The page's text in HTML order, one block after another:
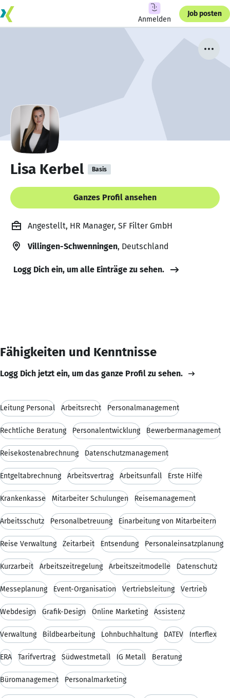
Anmelden
Job posten
Lisa Kerbel Basis
Ganzes Profil ansehen
Angestellt, HR Manager, SF Filter GmbH
Villingen-Schwenningen, Deutschland
Logg Dich ein, um alle Einträge zu sehen.
Fähigkeiten und Kenntnisse
Logg Dich jetzt ein, um das ganze Profil zu sehen.
Leitung Personal Arbeitsrecht Personalmanagement
Rechtliche Beratung Personalentwicklung Bewerbermanagement
Reisekostenabrechnung Datenschutzmanagement
Entgeltabrechnung Arbeitsvertrag Arbeitsunfall Erste Hilfe
Krankenkasse Mitarbeiter Schulungen Reisemanagement
Arbeitsschutz Personalbetreuung Einarbeitung von Mitarbeitern
Reise Verwaltung Zeitarbeit Entsendung Personaleinsatzplanung
Kurzarbeit Arbeitszeitregelung Arbeitszeitmodelle Datenschutz
Messeplanung Event-Organisation Vertriebsleitung Vertrieb
Webdesign Grafik-Design Online Marketing Assistenz
Verwaltung Bildbearbeitung Lohnbuchhaltung DATEV Interflex
ERA Tarifvertrag Südwestmetall IG Metall Beratung
Büromanagement Personalmarketing